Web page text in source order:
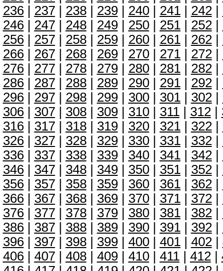
236| 237| 238| 239| 240| 241| 242|
246| 247| 248| 249| 250| 251| 252|
256| 257| 258| 259| 260| 261| 262|
266| 267| 268| 269| 270| 271| 272|
276| 277| 278| 279| 280| 281| 282|
286| 287| 288| 289| 290| 291| 292|
296| 297| 298| 299| 300| 301| 302|
306| 307| 308| 309| 310| 311| 312|
316| 317| 318| 319| 320| 321| 322|
326| 327| 328| 329| 330| 331| 332|
336| 337| 338| 339| 340| 341| 342|
346| 347| 348| 349| 350| 351| 352|
356| 357| 358| 359| 360| 361| 362|
366| 367| 368| 369| 370| 371| 372|
376| 377| 378| 379| 380| 381| 382|
386| 387| 388| 389| 390| 391| 392|
396| 397| 398| 399| 400| 401| 402|
406| 407| 408| 409| 410| 411| 412|